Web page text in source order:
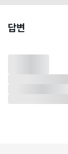
답변